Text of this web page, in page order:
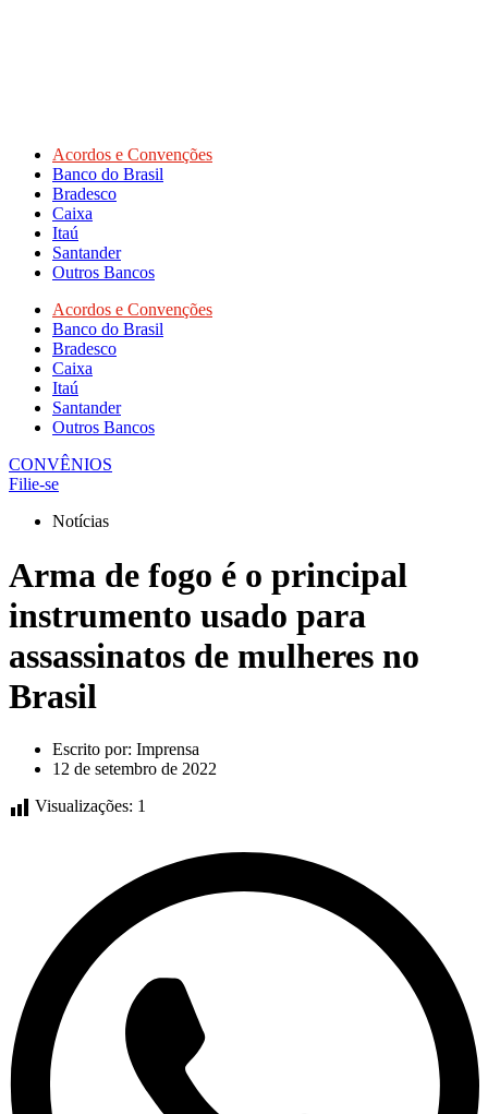
Acordos e Convenções
Banco do Brasil
Bradesco
Caixa
Itaú
Santander
Outros Bancos
Acordos e Convenções
Banco do Brasil
Bradesco
Caixa
Itaú
Santander
Outros Bancos
CONVÊNIOS
Filie-se
Notícias
Arma de fogo é o principal
instrumento usado para
assassinatos de mulheres no
Brasil
Escrito por: Imprensa
12 de setembro de 2022
Visualizações: 1